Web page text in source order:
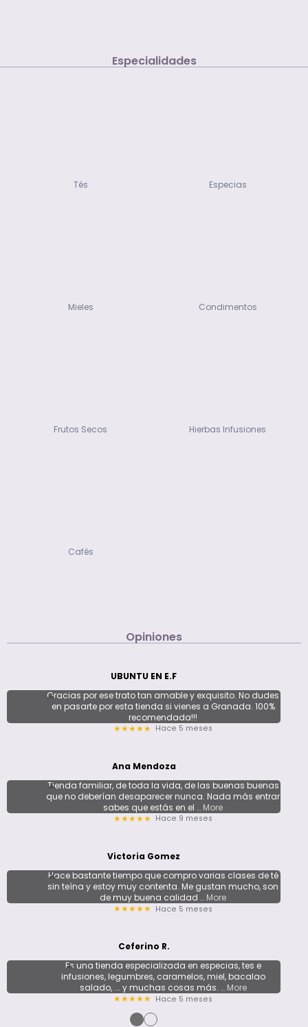
Especialidades
Tés Especias
Mieles Condimentos
Frutos Secos Hierbas Infusiones
Cafés
Opiniones
UBUNTU EN E.F
Gracias por ese trato tan amable y exquisito. No dudes
en pasarte por esta tienda si vienes a Granada. 100%
recomendada!!!
★★★★★ Hace 5 meses
Ana Mendoza
Tienda familiar, de toda la vida, de las buenas buenas
que no deberían desaparecer nunca. Nada más entrar
sabes que estás en el … More
★★★★★ Hace 9 meses
Victoria Gomez
Hace bastante tiempo que compro varias clases de té
sin teína y estoy muy contenta. Me gustan mucho, son
de muy buena calidad … More
★★★★★ Hace 5 meses
Ceferino R.
Es una tienda especializada en especias, tes e
infusiones, legumbres, caramelos, miel, bacalao
salado, ... y muchas cosas más. … More
★★★★★ Hace 5 meses
●●